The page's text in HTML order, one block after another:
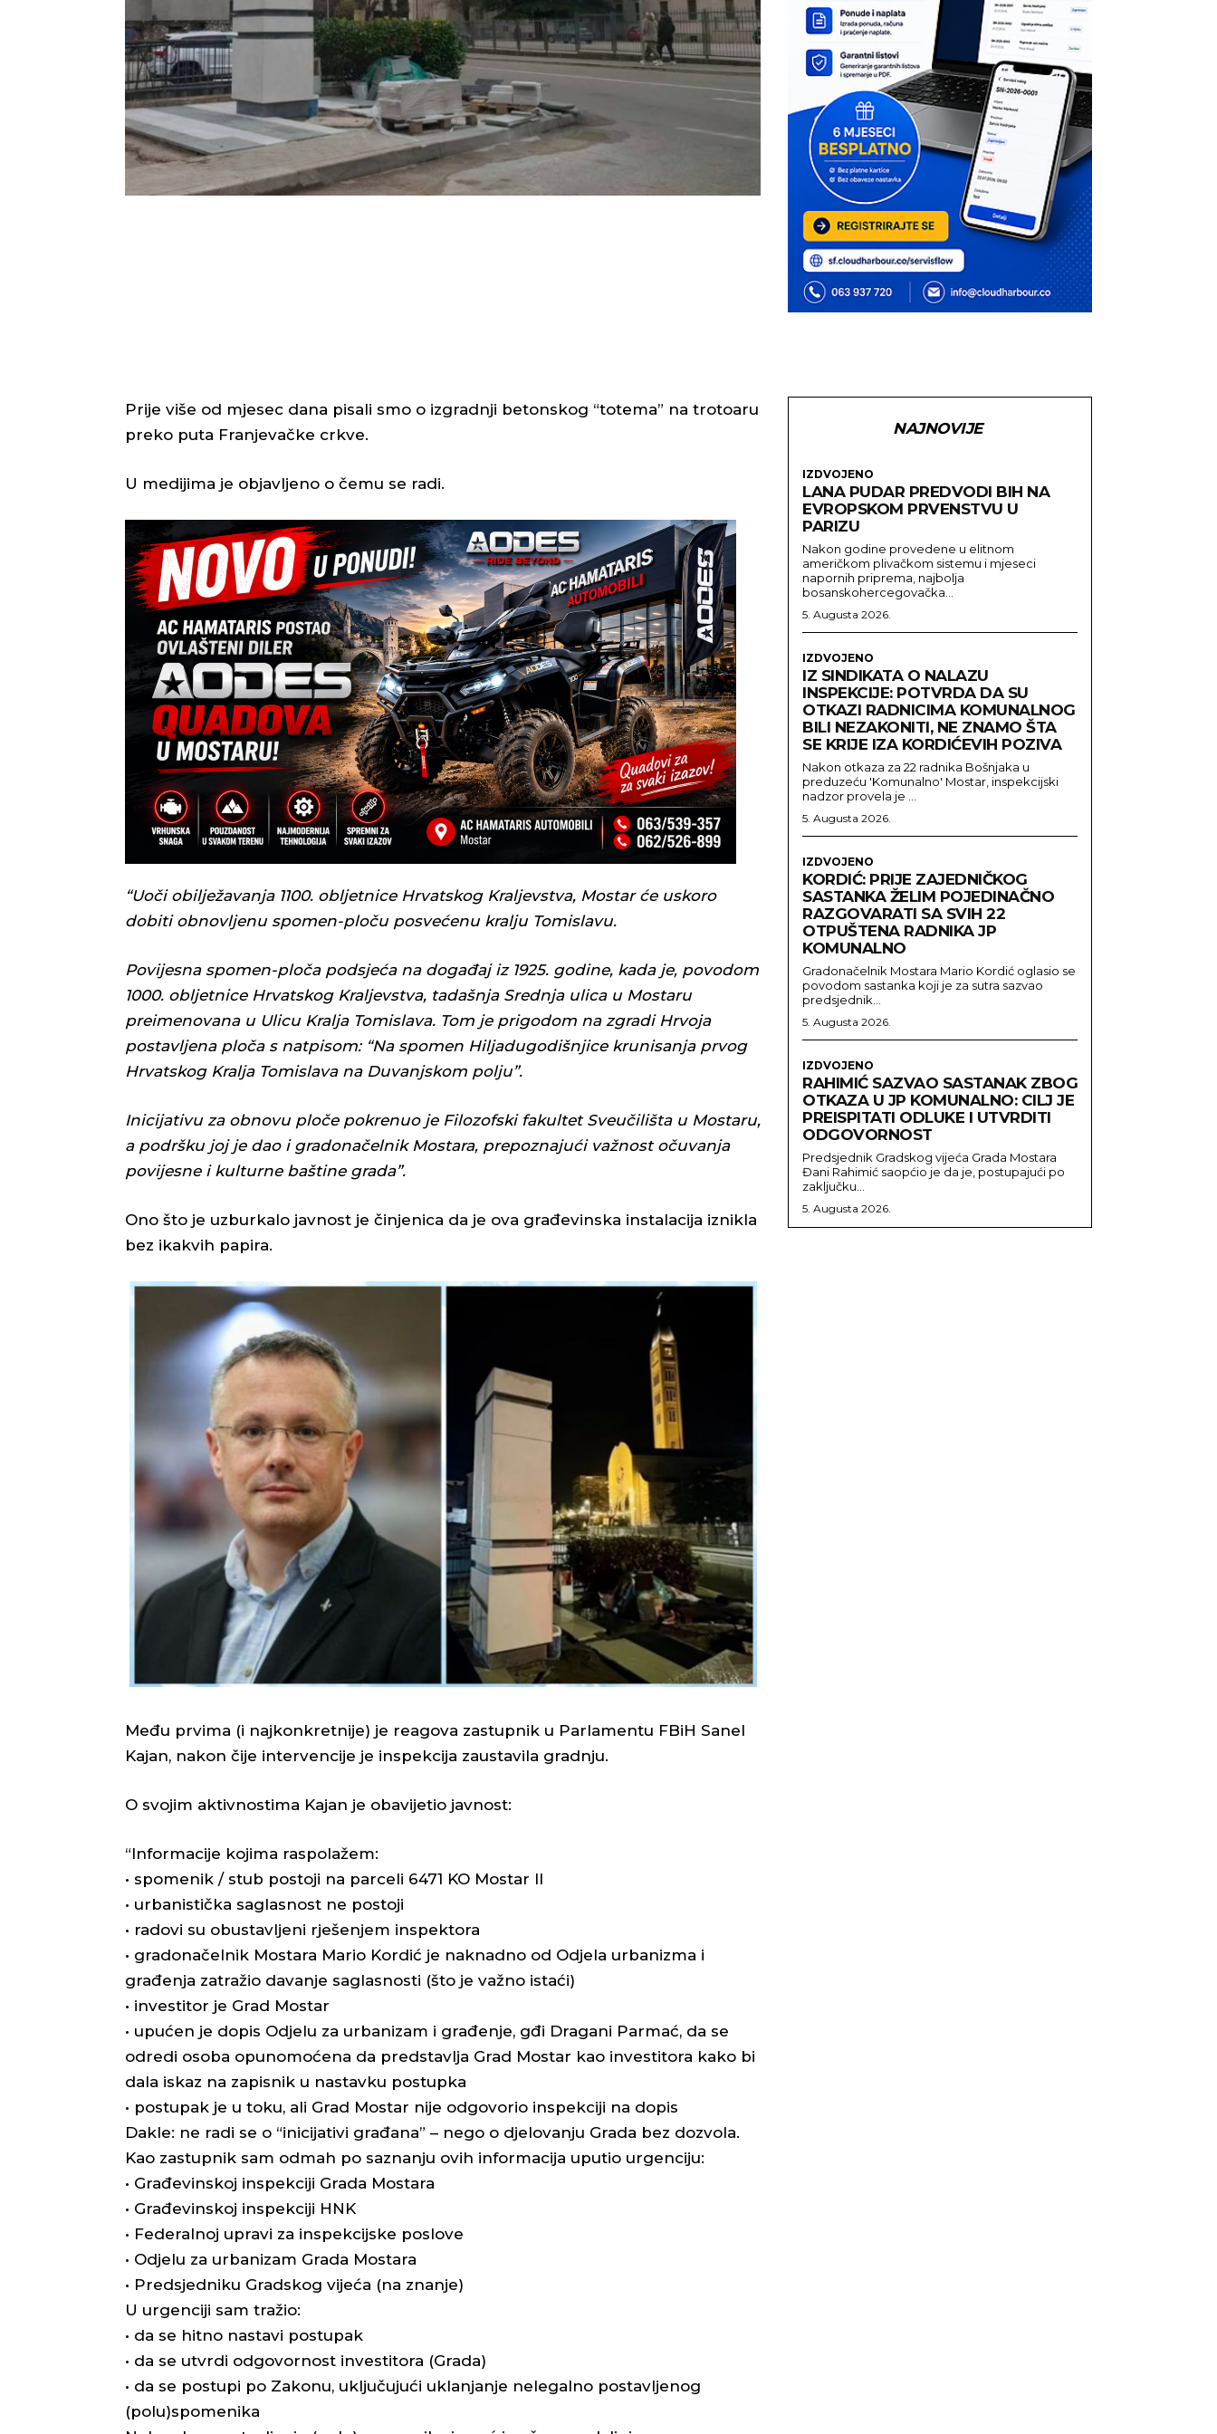
Prije više od mjesec dana pisali smo o izgradnji betonskog “totema” na trotoaru
preko puta Franjevačke crkve.
U medijima je objavljeno o čemu se radi.
“Uoči obilježavanja 1100. obljetnice Hrvatskog Kraljevstva, Mostar će uskoro
dobiti obnovljenu spomen-ploču posvećenu kralju Tomislavu.
Povijesna spomen-ploča podsjeća na događaj iz 1925. godine, kada je, povodom
1000. obljetnice Hrvatskog Kraljevstva, tadašnja Srednja ulica u Mostaru
preimenovana u Ulicu Kralja Tomislava. Tom je prigodom na zgradi Hrvoja
postavljena ploča s natpisom: “Na spomen Hiljadugodišnjice krunisanja prvog
Hrvatskog Kralja Tomislava na Duvanjskom polju”.
Inicijativu za obnovu ploče pokrenuo je Filozofski fakultet Sveučilišta u Mostaru,
a podršku joj je dao i gradonačelnik Mostara, prepoznajući važnost očuvanja
povijesne i kulturne baštine grada”.
Ono što je uzburkalo javnost je činjenica da je ova građevinska instalacija iznikla
bez ikakvih papira.
Među prvima (i najkonkretnije) je reagova zastupnik u Parlamentu FBiH Sanel
Kajan, nakon čije intervencije je inspekcija zaustavila gradnju.
O svojim aktivnostima Kajan je obavijetio javnost:
“Informacije kojima raspolažem:
• spomenik / stub postoji na parceli 6471 KO Mostar II
• urbanistička saglasnost ne postoji
• radovi su obustavljeni rješenjem inspektora
• gradonačelnik Mostara Mario Kordić je naknadno od Odjela urbanizma i
građenja zatražio davanje saglasnosti (što je važno istaći)
• investitor je Grad Mostar
• upućen je dopis Odjelu za urbanizam i građenje, gđi Dragani Parmać, da se
odredi osoba opunomoćena da predstavlja Grad Mostar kao investitora kako bi
dala iskaz na zapisnik u nastavku postupka
• postupak je u toku, ali Grad Mostar nije odgovorio inspekciji na dopis
Dakle: ne radi se o “inicijativi građana” – nego o djelovanju Grada bez dozvola.
Kao zastupnik sam odmah po saznanju ovih informacija uputio urgenciju:
• Građevinskoj inspekciji Grada Mostara
• Građevinskoj inspekciji HNK
• Federalnoj upravi za inspekcijske poslove
• Odjelu za urbanizam Grada Mostara
• Predsjedniku Gradskog vijeća (na znanje)
U urgenciji sam tražio:
• da se hitno nastavi postupak
• da se utvrdi odgovornost investitora (Grada)
• da se postupi po Zakonu, uključujući uklanjanje nelegalno postavljenog
(polu)spomenika
NAJNOVIJE
IZDVOJENO
LANA PUDAR PREDVODI BIH NA
EVROPSKOM PRVENSTVU U
PARIZU
Nakon godine provedene u elitnom
američkom plivačkom sistemu i mjeseci
napornih priprema, najbolja
bosanskohercegovačka...
5. Augusta 2026.
IZDVOJENO
IZ SINDIKATA O NALAZU
INSPEKCIJE: POTVRDA DA SU
OTKAZI RADNICIMA KOMUNALNOG
BILI NEZAKONITI, NE ZNAMO ŠTA
SE KRIJE IZA KORDIĆEVIH POZIVA
Nakon otkaza za 22 radnika Bošnjaka u
preduzeću 'Komunalno' Mostar, inspekcijski
nadzor provela je ...
5. Augusta 2026.
IZDVOJENO
KORDIĆ: PRIJE ZAJEDNIČKOG
SASTANKA ŽELIM POJEDINAČNO
RAZGOVARATI SA SVIH 22
OTPUŠTENA RADNIKA JP
KOMUNALNO
Gradonačelnik Mostara Mario Kordić oglasio se
povodom sastanka koji je za sutra sazvao
predsjednik...
5. Augusta 2026.
IZDVOJENO
RAHIMIĆ SAZVAO SASTANAK ZBOG
OTKAZA U JP KOMUNALNO: CILJ JE
PREISPITATI ODLUKE I UTVRDITI
ODGOVORNOST
Predsjednik Gradskog vijeća Grada Mostara
Đani Rahimić saopćio je da je, postupajući po
zaključku...
5. Augusta 2026.